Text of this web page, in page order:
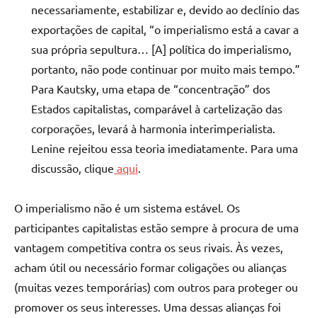
necessariamente, estabilizar e, devido ao declínio das
exportações de capital, “o imperialismo está a cavar a
sua própria sepultura… [A] política do imperialismo,
portanto, não pode continuar por muito mais tempo.”
Para Kautsky, uma etapa de “concentração” dos
Estados capitalistas, comparável à cartelização das
corporações, levará à harmonia interimperialista.
Lenine rejeitou essa teoria imediatamente. Para uma
discussão, clique aqui
O imperialismo não é um sistema estável. Os
participantes capitalistas estão sempre à procura de uma
vantagem competitiva contra os seus rivais. Às vezes,
acham útil ou necessário formar coligações ou alianças
(muitas vezes temporárias) com outros para proteger ou
promover os seus interesses. Uma dessas alianças foi